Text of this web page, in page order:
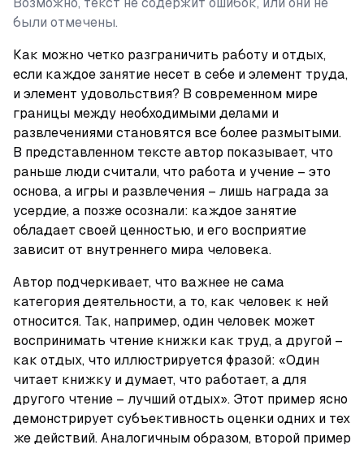
были отмечены.
Как можно четко разграничить работу и отдых,
если каждое занятие несет в себе и элемент труда,
и элемент удовольствия? В современном мире
границы между необходимыми делами и
развлечениями становятся все более размытыми.
В представленном тексте автор показывает, что
раньше люди считали, что работа и учение – это
основа, а игры и развлечения – лишь награда за
усердие, а позже осознали: каждое занятие
обладает своей ценностью, и его восприятие
зависит от внутреннего мира человека.
Автор подчеркивает, что важнее не сама
категория деятельности, а то, как человек к ней
относится. Так, например, один человек может
воспринимать чтение книжки как труд, а другой –
как отдых, что иллюстрируется фразой: «Один
читает книжку и думает, что работает, а для
другого чтение – лучший отдых». Этот пример ясно
демонстрирует субъективность оценки одних и тех
же действий. Аналогичным образом, второй пример